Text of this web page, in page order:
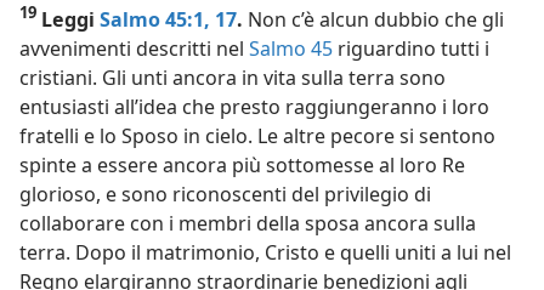
19 Leggi Salmo 45:1, 17. Non c’è alcun dubbio che gli
avvenimenti descritti nel Salmo 45 riguardino tutti i
cristiani. Gli unti ancora in vita sulla terra sono
entusiasti all’idea che presto raggiungeranno i loro
fratelli e lo Sposo in cielo. Le altre pecore si sentono
spinte a essere ancora più sottomesse al loro Re
glorioso, e sono riconoscenti del privilegio di
collaborare con i membri della sposa ancora sulla
terra. Dopo il matrimonio, Cristo e quelli uniti a lui nel
Regno elargiranno straordinarie benedizioni agli